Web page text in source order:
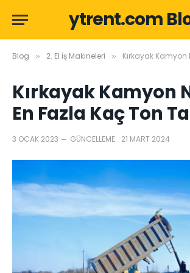
ytrent.com
Blog » 2. El İş Makineleri » Kırkayak Kamyon
Kırkayak Kamyon
En Fazla Kaç Ton
3 OCAK 2023 GÜNCELLEME: 21 MART 2024